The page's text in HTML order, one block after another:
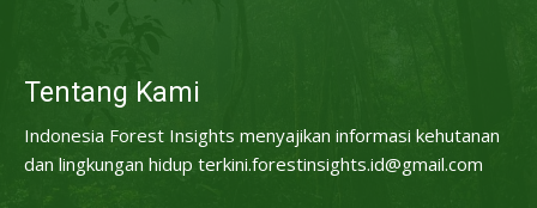
Tentang Kami
Indonesia Forest Insights menyajikan informasi kehutanan
dan lingkungan hidup terkini.forestinsights.id@gmail.com